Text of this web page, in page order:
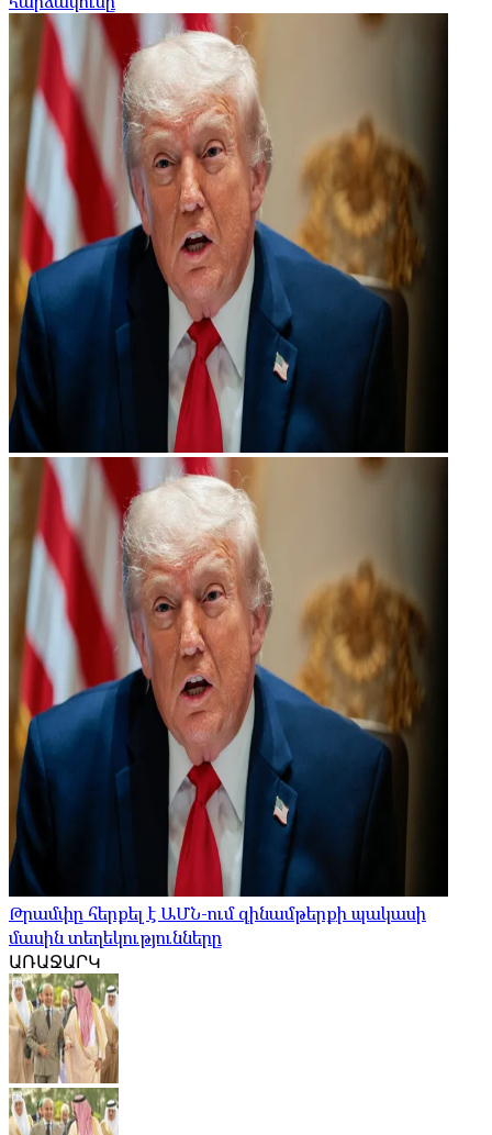
Թրամփը հերքել է ԱՄՆ-ում զինամթերքի պակասի
մասին տեղեկությունները
ԱՌԱՋԱՐԿ